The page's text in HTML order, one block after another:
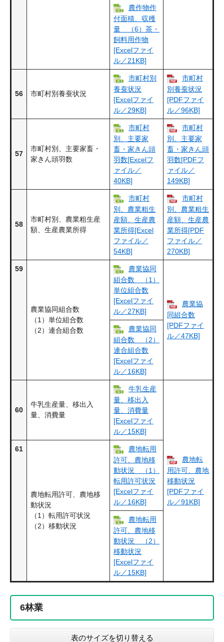
農作物作
付面積、収穫
量 （6）茶・
飼料用作物
[Excelファイ
ル／21KB]
56 市町村別養蚕状況
市町村別
養蚕状況
[Excelファイ
ル／29KB]
市町村
別養蚕状況
[PDFファイ
ル／96KB]
57
市町村別、主要家畜・
家きん頭羽数
市町村
別、主要家
畜・家きん頭
羽数[Excelフ
ァイル／
40KB]
市町村
別、主要家
畜・家きん頭
羽数[PDFフ
ァイル／
149KB]
58
市町村別、農業粗生産
額、生産農業所得
市町村
別、農業粗生
産額、生産農
業所得[Excel
ファイル／
54KB]
市町村
別、農業粗生
産額、生産農
業所得[PDF
ファイル／
270KB]
59
農業協同組合数
（1）単位組合数
（2）連合組合数
農業協同
組合数 （1）
単位組合数
[Excelファイ
ル／27KB]
農業協
同組合数
[PDFファイ
ル／47KB]
農業協同
組合数 （2）
連合組合数
[Excelファイ
ル／16KB]
60
牛乳生産量、移出入
量、消費量
牛乳生産
量、移出入
量、消費量
[Excelファイ
ル／15KB]
農地転
用許可、農地
移動状況
[PDFファイ
ル／91KB]
61
農地転用許可、農地移
動状況
（1）転用許可状況
（2）移動状況
農地転用
許可、農地移
動状況 （1）
転用許可状況
[Excelファイ
ル／16KB]
農地転用
許可、農地移
動状況 （2）
移動状況
[Excelファイ
ル／15KB]
6林業
表のサイズを切り替える